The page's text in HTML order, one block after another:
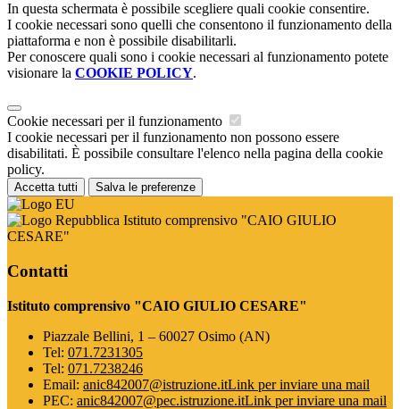
In questa schermata è possibile scegliere quali cookie consentire.
I cookie necessari sono quelli che consentono il funzionamento della
piattaforma e non è possibile disabilitarli.
Per conoscere quali sono i cookie necessari al funzionamento potete
visionare la COOKIE POLICY.
Cookie necessari per il funzionamento
I cookie necessari per il funzionamento non possono essere
disabilitati. È possibile consultare l'elenco nella pagina della cookie
policy.
Accetta tutti Salva le preferenze
Istituto comprensivo "CAIO GIULIO
CESARE"
Contatti
Istituto comprensivo "CAIO GIULIO CESARE"
Piazzale Bellini, 1 – 60027 Osimo (AN)
Tel: 071.7231305
Tel: 071.7238246
Email: anic842007@istruzione.itLink per inviare una mail
PEC: anic842007@pec.istruzione.itLink per inviare una mail